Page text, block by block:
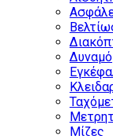
Δυναμό
Μίζες